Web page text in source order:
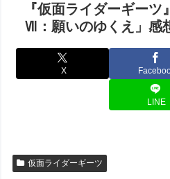
『仮面ライダーギー
Ⅶ：願いのゆくえ」感
X
LINE
仮面ライダーギーツ